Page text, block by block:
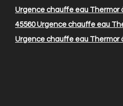
Urgence chauffe eau Thermor
45560Urgence chauffe eau
Urgence chauffe eau Thermor